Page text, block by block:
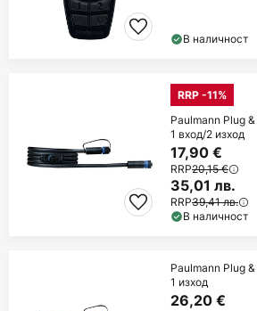
В наличност
RRP -11%
Paulmann Plug
1 вход/2 изход
17,90 €
RRP20,15 €
35,01 лв.
RRP39,41 лв.
В наличност
Paulmann Plug
1 изход
26,20 €